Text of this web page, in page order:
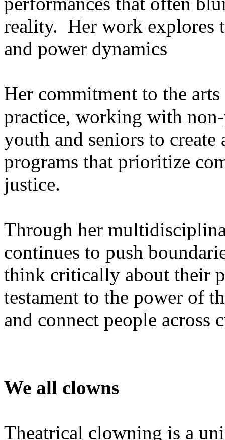
reality. Her work explores
and power dynamics
Her commitment to the
practice, working with
youth and seniors to create
programs that prioritize
justice.
Through her
continues to push
think critically about their
testament to the power of
and connect people across
We all clowns
Theatrical clowning is a